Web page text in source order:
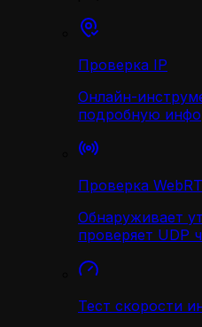
Проверка IP
Онлайн-
подробную
Проверка
Обнаруживает
проверяет UDP
Тест скорости